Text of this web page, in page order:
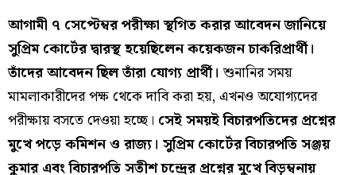
আগামী ৭ সেপ্টেম্বর পরীক্ষা স্থগিত করার আবেদন জানিয়ে
সুপ্রিম কোর্টের দ্বারস্থ হয়েছিলেন কয়েকজন চাকরিপ্রার্থী।
তাঁদের আবেদন ছিল তাঁরা যোগ্য প্রার্থী। শুনানির সময়
মামলাকারীদের পক্ষ থেকে দাবি করা হয়, এখনও অযোগ্যদের
পরীক্ষায় বসতে দেওয়া হচ্ছে। সেই সময়ই বিচারপতিদের প্রশ্নের
মুখে পড়ে কমিশন ও রাজ্য। সুপ্রিম কোর্টের বিচারপতি সঞ্জয়
কুমার এবং বিচারপতি সতীশ চন্দ্রের প্রশ্নের মুখে বিড়ম্বনায়